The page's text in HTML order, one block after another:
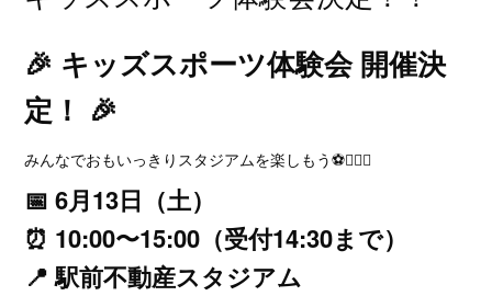
🎉 キッズスポーツ体験会 開催決
定！ 🎉
みんなでおもいっきりスタジアムを楽しもう⚽🏃‍♀️✨
📅 6月13日（土）
⏰ 10:00〜15:00（受付14:30まで）
📍 駅前不動産スタジアム